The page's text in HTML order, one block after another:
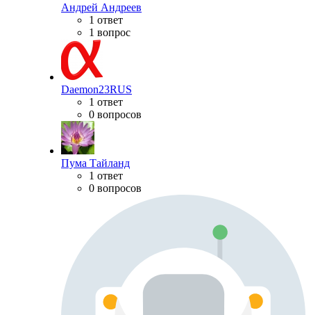
Андрей Андреев
1 ответ
1 вопрос
Daemon23RUS
1 ответ
0 вопросов
Пума Тайланд
1 ответ
0 вопросов